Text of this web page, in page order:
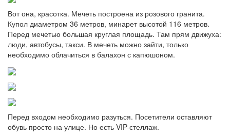
Вот она, красотка. Мечеть построена из розового гранита.
Купол диаметром 36 метров, минарет высотой 116 метров.
Перед мечетью большая круглая площадь. Там прям движуха:
люди, автобусы, такси. В мечеть можно зайти, только
необходимо облачиться в балахон с капюшоном.
Перед входом необходимо разуться. Посетители оставляют
обувь просто на улице. Но есть VIP-стеллаж.